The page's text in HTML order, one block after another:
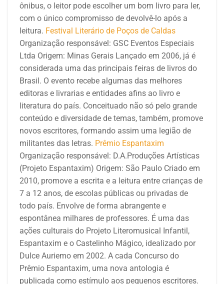
ônibus, o leitor pode escolher um bom livro para ler,
com o único compromisso de devolvê-lo após a
leitura. Festival Literário de Poços de Caldas
Organização responsável: GSC Eventos Especiais
Ltda Origem: Minas Gerais Lançado em 2006, já é
considerada uma das principais feiras de livros do
Brasil. O evento recebe algumas das melhores
editoras e livrarias e entidades afins ao livro e
literatura do país. Conceituado não só pelo grande
conteúdo e diversidade de temas, também, promove
novos escritores, formando assim uma legião de
militantes das letras. Prêmio Espantaxim
Organização responsável: D.A.Produções Artísticas
(Projeto Espantaxim) Origem: São Paulo Criado em
2010, promove a escrita e a leitura entre crianças de
7 a 12 anos, de escolas públicas ou privadas de
todo país. Envolve de forma abrangente e
espontânea milhares de professores. É uma das
ações culturais do Projeto Literomusical Infantil,
Espantaxim e o Castelinho Mágico, idealizado por
Dulce Auriemo em 2002. A cada Concurso do
Prêmio Espantaxim, uma nova antologia é
publicada como estímulo aos pequenos escritores.